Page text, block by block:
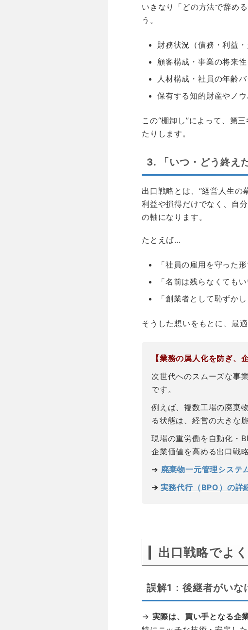
いきなり「どの方法で辞め
う。
財務状況（債務・利益・
顧客構成・事業の将来性
人材構成・社員の年齢バ
保有する知的財産やノウ
この“棚卸し”によって、第
たりします。
3. 「いつ・どう終え
出口戦略とは、“経営人生の
利益や損得だけでなく、自
の軸になります。
たとえば…
「社員の雇用を守った
「名前は残らなくても
「創業者として恥ずか
そうした想いをもとに、最
【業務の属人化を防ぎ、
次世代へのスムーズな事
です。
例えば、複数工場の廃棄
る状態は、経営の大きな
現場の重労働を自動化・
企業価値を高める出口戦
➔ 廃棄物一元管理システ
➔ 実務代行（BPO）の詳
出口戦略でよ
誤解1：後継者がいな
→ 実際は、買い手となる企